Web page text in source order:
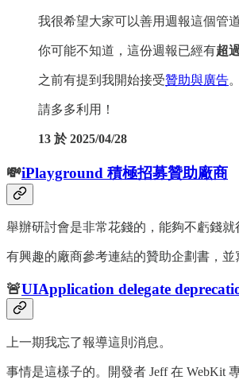
我很希望大家可以善用週報這個管
你可能不知道，這份週報已經有超
之前有提到我開始接受贊助與廣告
請多多利用！
13 於 2025/04/28
💸iPlayground 積極招募贊助廠商
舉辦研討會是非常花錢的，能夠不虧錢就
有興趣的廠商參考連結的贊助企劃書，並
🚨UIApplication delegate
上一期我忘了報導這則消息。
事情是這樣子的。開發者 Jeff 在 WebKit